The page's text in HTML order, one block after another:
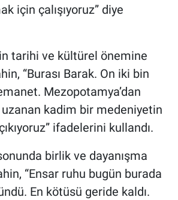
için çalışıyoruz” diye
tarihi ve kültürel önemine
“Burası Barak. On iki bin
Mezopotamya’dan
uzanan kadim bir medeniyetin
ifadelerini kullandı.
birlik ve dayanışma
“Ensar ruhu bugün burada
En kötüsü geride kaldı.